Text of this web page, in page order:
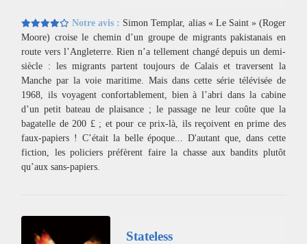
Notre avis : Simon Templar, alias « Le Saint » (Roger
Moore) croise le chemin d’un groupe de migrants pakistanais en
route vers l’Angleterre. Rien n’a tellement changé depuis un demi-
siècle : les migrants partent toujours de Calais et traversent la
Manche par la voie maritime. Mais dans cette série télévisée de
1968, ils voyagent confortablement, bien à l’abri dans la cabine
d’un petit bateau de plaisance ; le passage ne leur coûte que la
bagatelle de 200 £ ; et pour ce prix-là, ils reçoivent en prime des
faux-papiers ! C’était la belle époque... D'autant que, dans cette
fiction, les policiers préfèrent faire la chasse aux bandits plutôt
qu’aux sans-papiers.
Stateless